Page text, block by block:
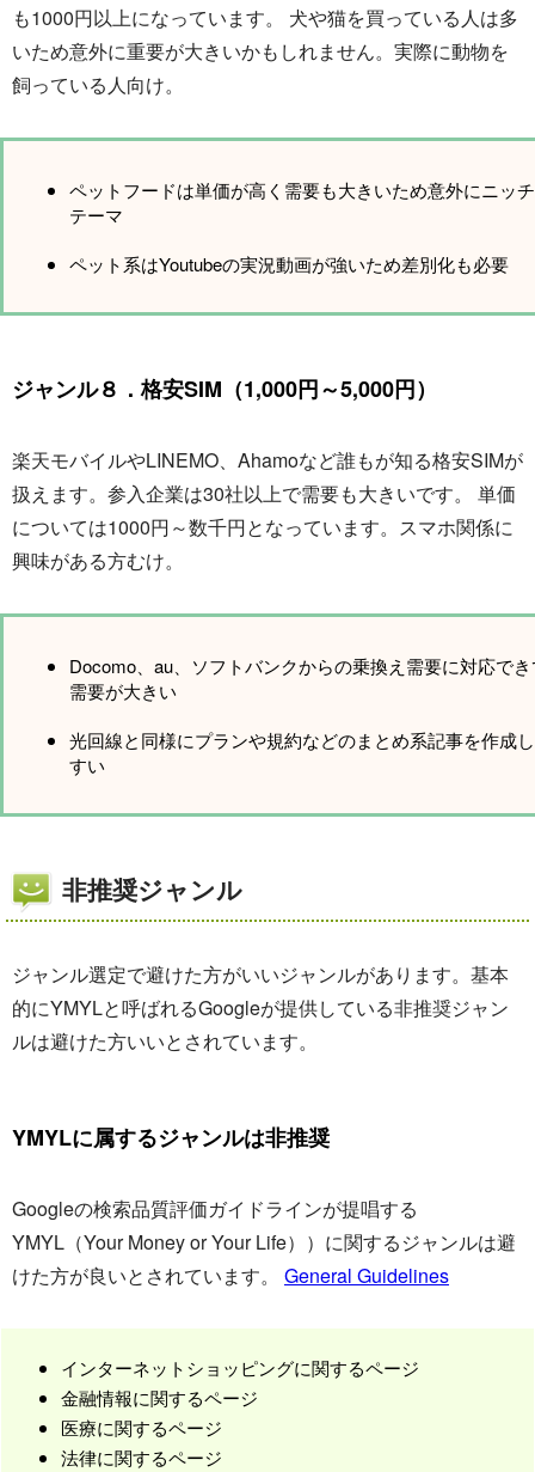
も1000円以上になっています。 犬や猫を買っている人は多
いため意外に重要が大きいかもしれません。実際に動物を
飼っている人向け。
ペットフードは単価が高く需要も大きいため意外にニッ
テーマ
ペット系はYoutubeの実況動画が強いため差別化も必要
ジャンル８．格安SIM（1,000円～5,000円）
楽天モバイルやLINEMO、Ahamoなど誰もが知る格安SIMが
扱えます。参入企業は30社以上で需要も大きいです。 単価
については1000円～数千円となっています。スマホ関係に
興味がある方むけ。
Docomo、au、ソフトバンクからの乗換え需要に対応で
需要が大きい
光回線と同様にプランや規約などのまとめ系記事を作成
すい
非推奨ジャンル
ジャンル選定で避けた方がいいジャンルがあります。基本
的にYMYLと呼ばれるGoogleが提供している非推奨ジャン
ルは避けた方いいとされています。
YMYLに属するジャンルは非推奨
Googleの検索品質評価ガイドラインが提唱する
YMYL（Your Money or Your Life））に関するジャンルは避
けた方が良いとされています。 General Guidelines
インターネットショッピングに関するページ
金融情報に関するページ
医療に関するページ
法律に関するページ